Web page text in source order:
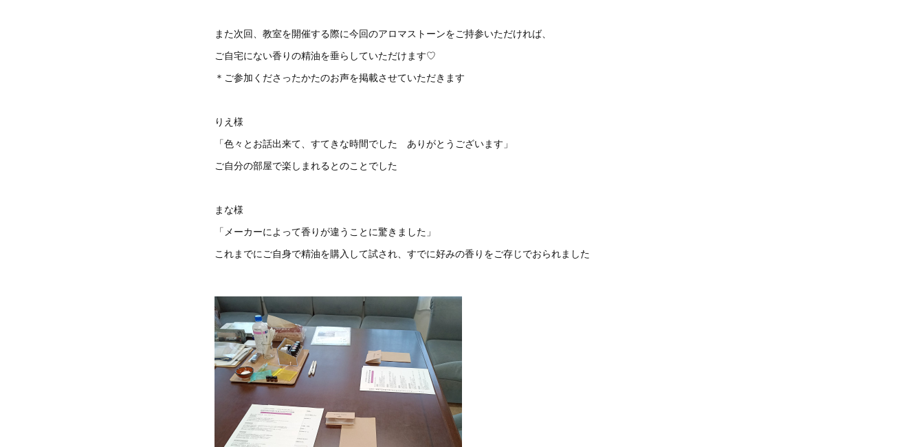
また次回、教室を開催する際に今回のアロマストーンをご持参いただければ、
ご自宅にない香りの精油を垂らしていただけます♡
＊ご参加くださったかたのお声を掲載させていただきます
りえ様
「色々とお話出来て、すてきな時間でした ありがとうございます」
ご自分の部屋で楽しまれるとのことでした
まな様
「メーカーによって香りが違うことに驚きました」
これまでにご自身で精油を購入して試され、すでに好みの香りをご存じでおられました